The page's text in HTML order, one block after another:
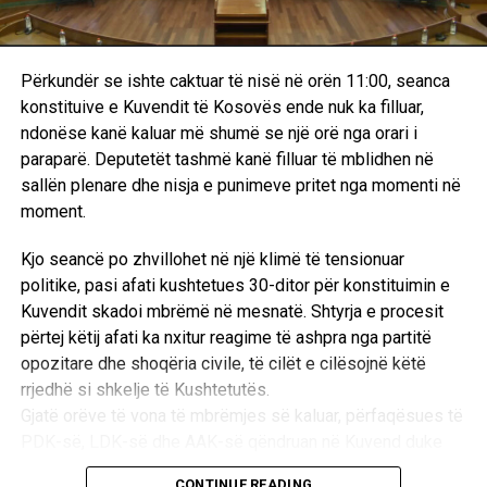
deklarime që nuk mbështeten në prova të verifikueshme.
Çdo pretendim duhet të jetë në përputhje me faktet, kohën,
Pikërisht për këtë arsye, mendoj se përgjegjësia kryesore
tani i takon trupit gjykues, i cili duhet të marrë një vendim të
bazuar në prova dhe në standardet ndërkombëtare të
drejtësisë. Sipas bindjes sime, një vendim lirues do të
ishte epilogu që përputhet me provat e paraqitura gjatë
e Kosovës kanë nxitur një seri reagimesh të ashpra mes
përfaqësuesve të pozitës dhe opozitës. Derisa Lëvizja
kryeministrit, përfaqësuesit e PDK-së dhe LDK-së e
shohin Lëvizjen Vetëvendosje si përgjegjësen kryesore
për bllokadën dhe përshkallëzimin e situatës.
Basha: Kurti i fton për diskutim, këta sulmojnë e
ofendojnë
Deputeti i Lëvizjes Vetëvendosje, Dimal Basha, përmes
një reagimi në rrjetet sociale, ka kritikuar ashpër sjelljen e
opozitës përballë ftesave të kryeministrit Albin Kurti për
dialog.
“Albin Kurti i fton partitë për diskutime që të arrihet një
marrëveshje, ndërkaq këta sulmojnë e ofendojnë. Edhe
Përkundër se ishte caktuar të nisë në orën 11:00, seanca
konstituive e Kuvendit të Kosovës ende nuk ka filluar,
ndonëse kanë kaluar më shumë se një orë nga orari i
paraparë. Deputetët tashmë kanë filluar të mblidhen në
sallën plenare dhe nisja e punimeve pritet nga momenti në
moment.
Kjo seancë po zhvillohet në një klimë të tensionuar
politike, pasi afati kushtetues 30-ditor për konstituimin e
Kuvendit skadoi mbrëmë në mesnatë. Shtyrja e procesit
përtej këtij afati ka nxitur reagime të ashpra nga partitë
opozitare dhe shoqëria civile, të cilët e cilësojnë këtë
rrjedhë si shkelje të Kushtetutës.
Gjatë orëve të vona të mbrëmjes së kaluar, përfaqësues të
kërkuar përmbylljen e seancës brenda kornizës kohore,